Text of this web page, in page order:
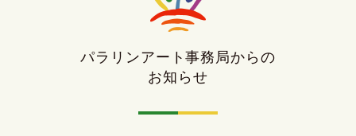
パラリンアート事務局からの
お知らせ